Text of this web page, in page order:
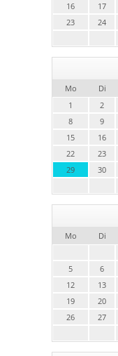
16
17
23
24
Mo Di
1
2
8
9
15
16
22
23
29
30
Mo Di
5
6
12
13
19
20
26
27